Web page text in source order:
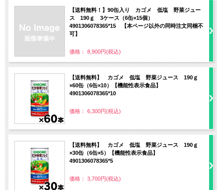
【送料無料！】90缶入り カゴメ 低塩 野菜ジュー
ス 190ｇ 3ケース（6缶×15個）
4901306078365*15 【本ページ以外の同時注文同梱不
可】
価格： 8,900円(税込)
【送料無料】 カゴメ 低塩 野菜ジュース 190ｇ
×60缶（6缶×10）【機能性表示食品】
4901306078365*10
価格： 6,300円(税込)
【送料無料】 カゴメ 低塩 野菜ジュース 190ｇ
×30缶（6缶×5）【機能性表示食品】
4901306078365*5
価格： 3,700円(税込)